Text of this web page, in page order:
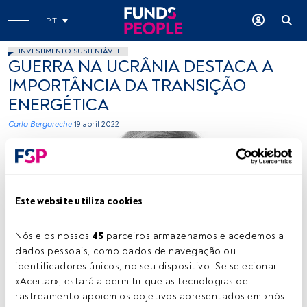
Este website utiliza cookies
Nós e os nossos 45 parceiros armazenamos e acedemos a
dados pessoais, como dados de navegação ou
identificadores únicos, no seu dispositivo. Se selecionar
«Aceitar», estará a permitir que as tecnologias de
rastreamento apoiem os objetivos apresentados em «nós
PT
INVESTIMENTO SUSTENTÁVEL
GUERRA NA UCRÂNIA DESTACA A
IMPORTÂNCIA DA TRANSIÇÃO
ENERGÉTICA
Carla Bergareche 19 abril 2022
Carla Bergareche. Créditos: Cedida (Schroders)
Tempo de leitura:3 min.